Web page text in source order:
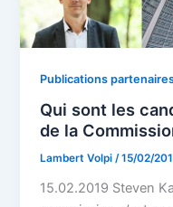
Publications
Qui sont les
de la
Lambert Volpi/15/02/
15.02.2019 Steven